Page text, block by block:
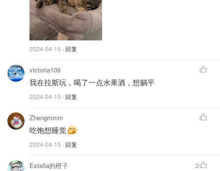
2024-04-15 · 回复
victoria109
我在拉斯玩，喝了一点水果酒，想躺平
2024-04-15 · 回复
Zhengmmm
吃饱想睡觉
2024-04-15 · 回复
Estella的橙子 2